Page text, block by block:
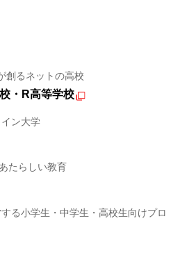
創るネットの高校
・R高等学校
ン大学
たらしい教育
る小学生・中学生・高校生向けプロ